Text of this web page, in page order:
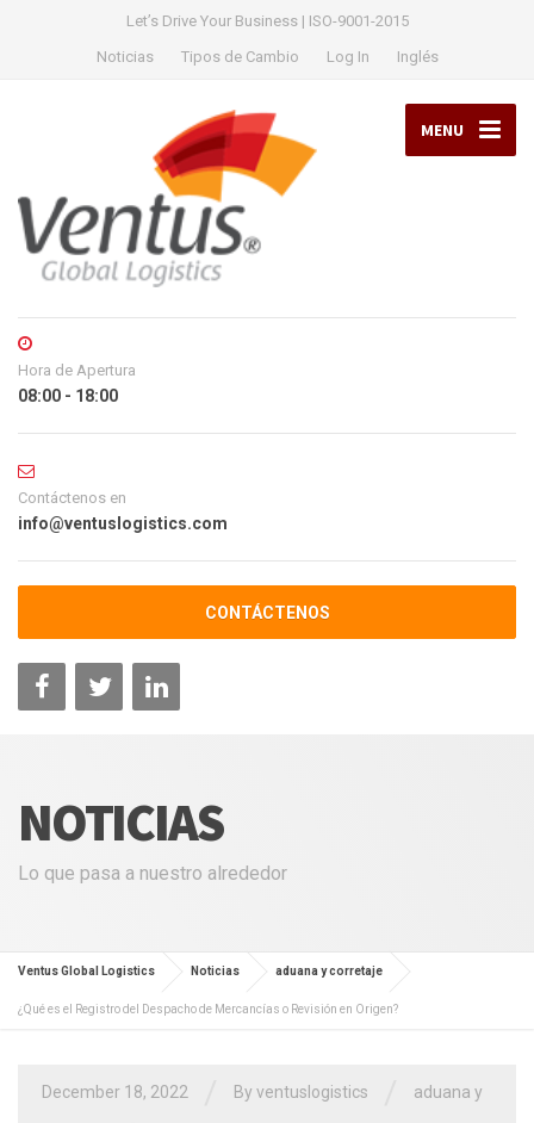
Let’s Drive Your Business | ISO-9001-2015
Noticias
Tipos de Cambio Log In Inglés
MENU
Hora de Apertura
08:00 - 18:00
Contáctenos en
info@ventuslogistics.com
CONTÁCTENOS
NOTICIAS
Lo que pasa a nuestro alrededor
Ventus Global Logistics Noticias aduana y corretaje
¿Qué es el Registro del Despacho de Mercancías o Revisión en Origen?
December 18, 2022 By ventuslogistics aduana y